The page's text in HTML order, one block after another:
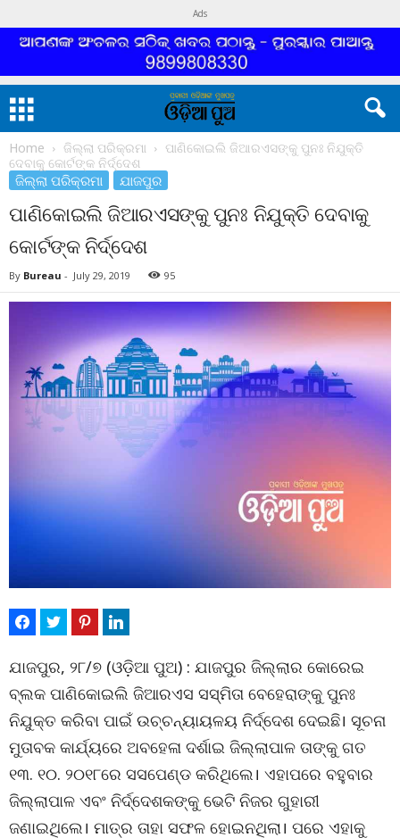
Ads
Home ଜିଲ୍ଲା ପରିକ୍ରମା
ପାଣିକୋଇଲି ଜିଆରଏସଙ୍କୁ ପୁନଃ ନିଯୁକ୍ତି
ଦେବାକୁ କୋର୍ଟଙ୍କ ନିର୍ଦ୍ଦେଶ
ଜିଲ୍ଲା ପରିକ୍ରମା ଯାଜପୁର
ପାଣିକୋଇଲି ଜିଆରଏସଙ୍କୁ ପୁନଃ ନିଯୁକ୍ତି ଦେବାକୁ
କୋର୍ଟଙ୍କ ନିର୍ଦ୍ଦେଶ
By Bureau - July 29, 2019 95
ଯାଜପୁର, ୨୮/୭ (ଓଡ଼ିଆ ପୁଅ) : ଯାଜପୁର ଜିଲ୍ଲାର କୋରେଇ
ବ୍ଲକ ପାଣିକୋଇଲି ଜିଆରଏସ ସସ୍ମିତା ବେହେରାଙ୍କୁ ପୁନଃ
ନିଯୁକ୍ତ କରିବା ପାଇଁ ଉଚ୍ଚନ୍ୟାୟଳୟ ନିର୍ଦ୍ଦେଶ ଦେଇଛି। ସୂଚନା
ମୁତାବକ କାର୍ଯ୍ୟରେ ଅବହେଳା ଦର୍ଶାଇ ଜିଲ୍ଲାପାଳ ତାଙ୍କୁ ଗତ
୧୩. ୧୦. ୨୦୧୮ରେ ସସପେଣ୍ଡ କରିଥିଲେ। ଏହାପରେ ବହୁବାର
ଜିଲ୍ଲାପାଳ ଏବଂ ନିର୍ଦ୍ଦେଶକଙ୍କୁ ଭେଟି ନିଜର ଗୁହାରୀ
ଜଣାଇଥିଲେ। ମାତ୍ର ତାହା ସଫଳ ହୋଇନଥିଲା। ପରେ ଏହାକୁ